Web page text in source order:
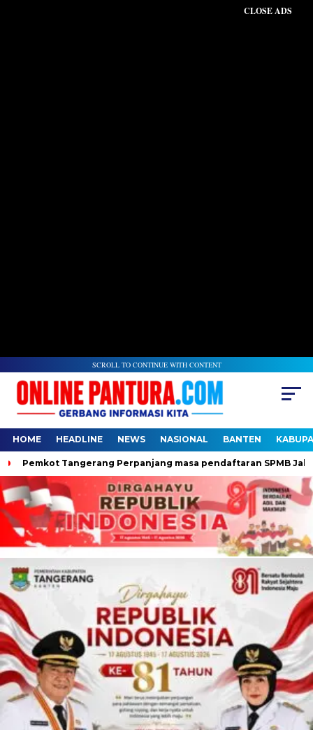
CLOSE ADS
SCROLL TO CONTINUE WITH CONTENT
HOME HEADLINE NEWS NASIONAL BANTEN
Pemkot Tangerang Perpanjang masa pendaftaran SPMB Jalur